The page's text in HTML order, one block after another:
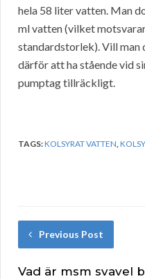
hela 58 liter vatten. Man
ml vatten (vilket
standardstorlek). Vill man
därför att ha stående vid
pumptag tillräckligt.
TAGS:KOLSYRAT VATTEN,
Previous Post
Vad är msm svavel